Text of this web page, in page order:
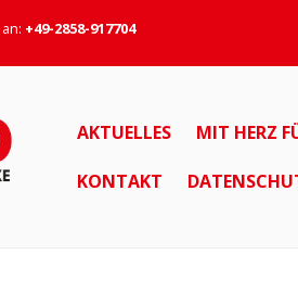
+49-2858-917704
AKTUELLES MIT HERZ
KONTAKT